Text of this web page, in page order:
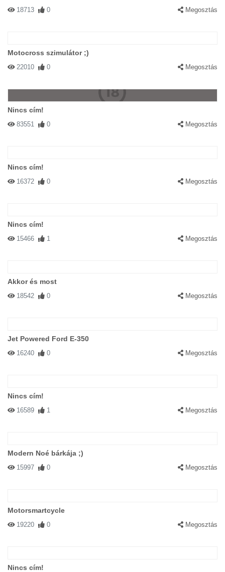
18713 0 Megosztás
Motocross szimulátor ;)
22010 0 Megosztás
Nincs cím!
83551 0 Megosztás
Nincs cím!
16372 0 Megosztás
Nincs cím!
15466 1 Megosztás
Akkor és most
18542 0 Megosztás
Jet Powered Ford E-350
16240 0 Megosztás
Nincs cím!
16589 1 Megosztás
Modern Noé bárkája ;)
15997 0 Megosztás
Motorsmartcycle
19220 0 Megosztás
Nincs cím!